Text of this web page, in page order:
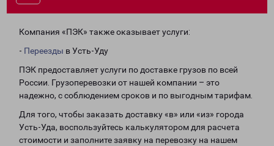
Компания «ПЭК» также оказывает услуги:
- Переезды в Усть-Уду
ПЭК предоставляет услуги по доставке грузов по всей
России. Грузоперевозки от нашей компании – это
надежно, с соблюдением сроков и по выгодным тарифам.
Для того, чтобы заказать доставку «в» или «из» города
Усть-Уда, воспользуйтесь калькулятором для расчета
стоимости и заполните заявку на перевозку на нашем